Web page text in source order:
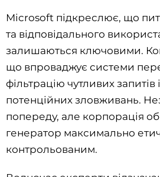
Microsoft підкреслює, що
та відповідального
залишаються ключовими.
що впроваджує системи
фільтрацію чутливих запитів
потенційних зловживань.
попереду, але корпорація
генератор максимально
контрольованим.